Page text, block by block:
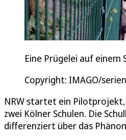
Eine Prügelei auf einem
Copyright: IMAGO/
NRW startet ein
zwei Kölner Schulen. Die
differenziert über das